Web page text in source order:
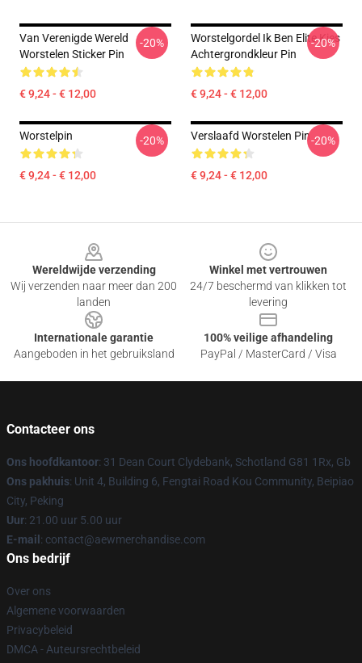
Van Verenigde Wereld
Worstelen Sticker Pin
€ 9,24 - € 12,00
-20%
Worstelgordel Ik Ben Elite Kies
Achtergrondkleur Pin
€ 9,24 - € 12,00
-20%
Worstelpin
€ 9,24 - € 12,00
-20% Verslaafd Worstelen Pin
€ 9,24 - € 12,00
-20%
Wereldwijde verzending
Wij verzenden naar meer dan 200
landen
Winkel met vertrouwen
24/7 beschermd van klikken tot
levering
Internationale garantie
Aangeboden in het gebruiksland
100% veilige afhandeling
PayPal / MasterCard / Visa
Contacteer ons
Ons hoofdkantoor: 31 Dean Court Clydebank, Schotland G81 1Rx, Gb
Ons pakhuis: Unit 4, Building 6, Fengtai Road Kou Community, Beipiao
City, Peking
Uur: 21.00 uur 5.00 uur
E-mail : contact@aewmerchandise.com
Ons bedrijf
Over ons
Algemene voorwaarden
Privacybeleid
DMCA - Auteursrechtbeleid